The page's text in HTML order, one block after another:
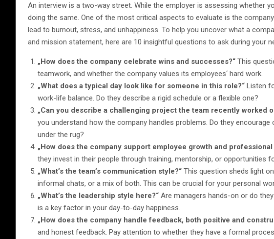
An interview is a two-way street. While the employer is assessing whether
doing the same. One of the most critical aspects to evaluate is the
lead to burnout, stress, and unhappiness. To help you uncover what a
and mission statement, here are 10 insightful questions to ask during your
„How does the company celebrate wins and successes?“ This
teamwork, and whether the company values its employees‘ hard work.
„What does a typical day look like for someone in this role?“ Listen
work-life balance. Do they describe a rigid schedule or a flexible one?
„Can you describe a challenging project the team recently worked
you understand how the company handles problems. Do they
under the rug?
„How does the company support employee growth and professional
they invest in their people through training, mentorship, or opportunities
„What’s the team’s communication style?“ This question sheds light
informal chats, or a mix of both. This can be crucial for your personal
„What’s the leadership style here?“ Are managers hands-on or do
is a key factor in your day-to-day happiness.
„How does the company handle feedback, both positive and
and honest feedback. Pay attention to whether they have a formal